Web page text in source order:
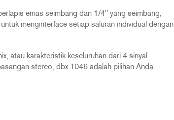
emas seimbang dan 1/4" yang seimbang,
menginterface setiap saluran individual dengan
atau karakteristik keseluruhan dari 4 sinyal
stereo, dbx 1046 adalah pilihan Anda.